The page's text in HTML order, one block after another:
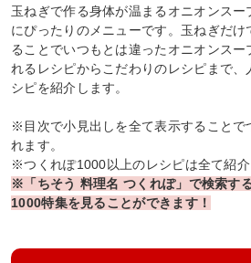
玉ねぎで作る身体が温まるオニオンス
にぴったりのメニューです。玉ねぎだけ
ることでいつもとは違ったオニオンス
れるレシピからこだわりのレシピまで、
シピを紹介します。
※目次で小見出しを全て表示することで
れます。
※つくれぽ1000以上のレシピは全て紹介
※「ちそう 料理名 つくれぽ」で検索す
1000特集を見ることができます！